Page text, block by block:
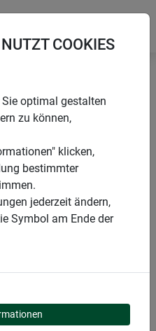
FÜR
COOKIES
optimal gestalten
zu können,
klicken,
bestimmter
jederzeit ändern,
Symbol am Ende der